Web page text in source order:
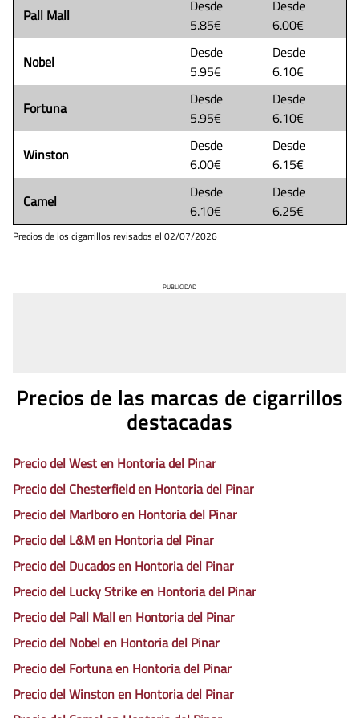
Pall Mall
Desde
5.85€
Desde
6.00€
Nobel
Desde
5.95€
Desde
6.10€
Fortuna
Desde
5.95€
Desde
6.10€
Winston
Desde
6.00€
Desde
6.15€
Camel
Desde
6.10€
Desde
6.25€
Precios de los cigarrillos revisados el 02/07/2026
PUBLICIDAD
Precios de las marcas de cigarrillos
destacadas
Precio del West en Hontoria del Pinar
Precio del Chesterfield en Hontoria del Pinar
Precio del Marlboro en Hontoria del Pinar
Precio del L&M en Hontoria del Pinar
Precio del Ducados en Hontoria del Pinar
Precio del Lucky Strike en Hontoria del Pinar
Precio del Pall Mall en Hontoria del Pinar
Precio del Nobel en Hontoria del Pinar
Precio del Fortuna en Hontoria del Pinar
Precio del Winston en Hontoria del Pinar